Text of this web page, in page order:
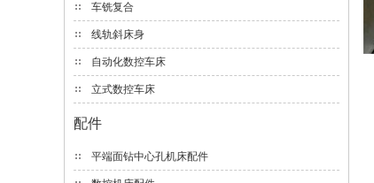
车铣复合
线轨斜床身
自动化数控车床
立式数控车床
配件
平端面钻中心孔机床配件